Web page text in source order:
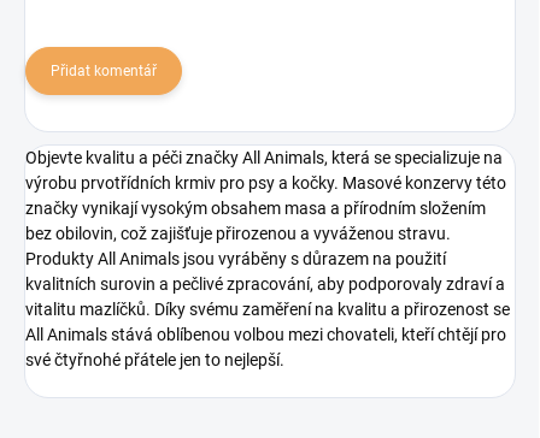
Přidat komentář
Objevte kvalitu a péči značky All Animals, která se specializuje na
výrobu prvotřídních krmiv pro psy a kočky. Masové konzervy této
značky vynikají vysokým obsahem masa a přírodním složením
bez obilovin, což zajišťuje přirozenou a vyváženou stravu.
Produkty All Animals jsou vyráběny s důrazem na použití
kvalitních surovin a pečlivé zpracování, aby podporovaly zdraví a
vitalitu mazlíčků. Díky svému zaměření na kvalitu a přirozenost se
All Animals stává oblíbenou volbou mezi chovateli, kteří chtějí pro
své čtyřnohé přátele jen to nejlepší.